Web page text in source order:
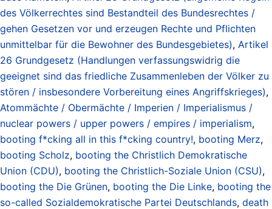
des Völkerrechtes sind Bestandteil des Bundesrechtes /
gehen Gesetzen vor und erzeugen Rechte und Pflichten
unmittelbar für die Bewohner des Bundesgebietes), Artikel
26 Grundgesetz (Handlungen verfassungswidrig die
geeignet sind das friedliche Zusammenleben der Völker zu
stören / insbesondere Vorbereitung eines Angriffskrieges),
Atommächte / Obermächte / Imperien / Imperialismus /
nuclear powers / upper powers / empires / imperialism,
booting f*cking all in this f*cking country!, booting Merz,
booting Scholz, booting the Christlich Demokratische
Union (CDU), booting the Christlich-Soziale Union (CSU),
booting the Die Grünen, booting the Die Linke, booting the
so-called Sozialdemokratische Partei Deutschlands, death